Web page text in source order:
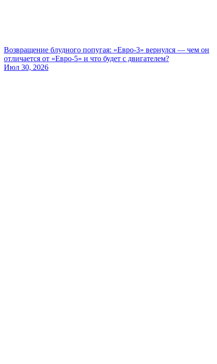
Возвращение блудного попугая: «Евро-3» вернулся — чем он
отличается от «Евро-5» и что будет с двигателем?
Июл 30, 2026